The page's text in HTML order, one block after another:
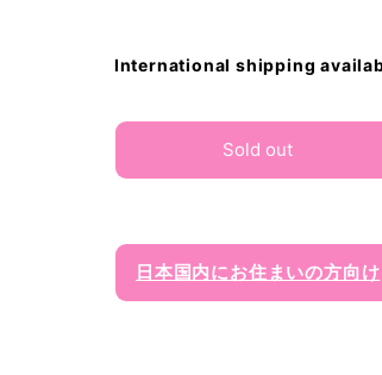
International shipping
Sold out
日本国内にお住まいの方向け